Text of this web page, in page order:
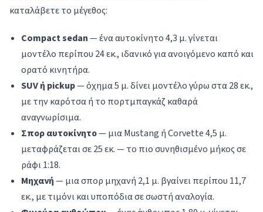
καταλάβετε το μέγεθος:
Compact sedan— ένα αυτοκίνητο 4,3 μ. γίνεται
μοντέλο περίπου 24 εκ., ιδανικό για ανοιγόμενο καπό και
ορατό κινητήρα.
SUV ή pickup— όχημα 5 μ. δίνει μοντέλο γύρω στα 28 εκ.,
με την καρότσα ή το πορτμπαγκάζ καθαρά
αναγνωρίσιμα.
Σπορ αυτοκίνητο— μια Mustang ή Corvette 4,5 μ.
μεταφράζεται σε 25 εκ. — το πιο συνηθισμένο μήκος σε
ράφι 1:18.
Μηχανή— μια σπορ μηχανή 2,1 μ. βγαίνει περίπου 11,7
εκ., με τιμόνι και υποπόδια σε σωστή αναλογία.